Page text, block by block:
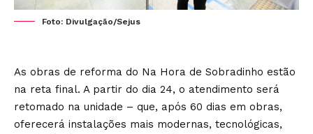
Foto: Divulgação/Sejus
As obras de reforma do Na Hora de Sobradinho estão
na reta final. A partir do dia 24, o atendimento será
retomado na unidade – que, após 60 dias em obras,
oferecerá instalações mais modernas, tecnológicas,